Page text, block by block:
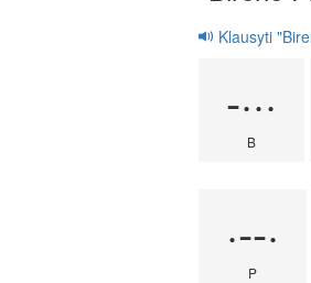
Klausyti
-···
B
·--·
P